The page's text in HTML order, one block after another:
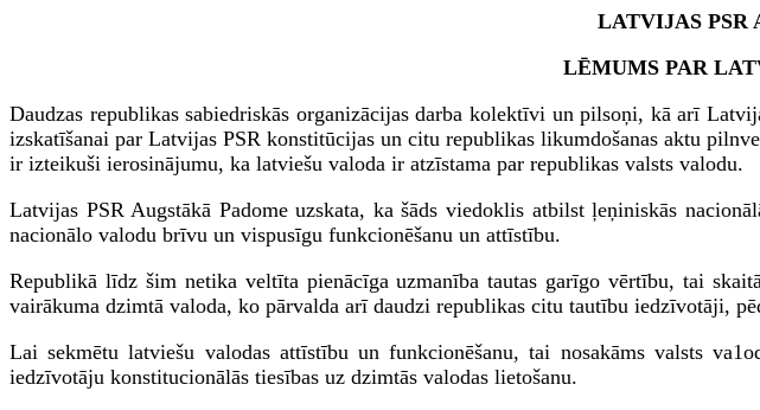
LATVIJAS PSR
LĒMUMS PAR
Daudzas republikas sabiedriskās organizācijas darba kolektīvi un pilsoņi, kā arī
izskatīšanai par Latvijas PSR konstitūcijas un citu republikas likumdošanas aktu
ir izteikuši ierosinājumu, ka latviešu valoda ir atzīstama par republikas valsts valodu.
Latvijas PSR Augstākā Padome uzskata, ka šāds viedoklis atbilst ļeņiniskās
nacionālo valodu brīvu un vispusīgu funkcionēšanu un attīstību.
Republikā līdz šim netika veltīta pienācīga uzmanība tautas garīgo vērtību, tai
vairākuma dzimtā valoda, ko pārvalda arī daudzi republikas citu tautību iedzīvotāji,
Lai sekmētu latviešu valodas attīstību un funkcionēšanu, tai nosakāms valsts
iedzīvotāju konstitucionālās tiesības uz dzimtās valodas lietošanu.